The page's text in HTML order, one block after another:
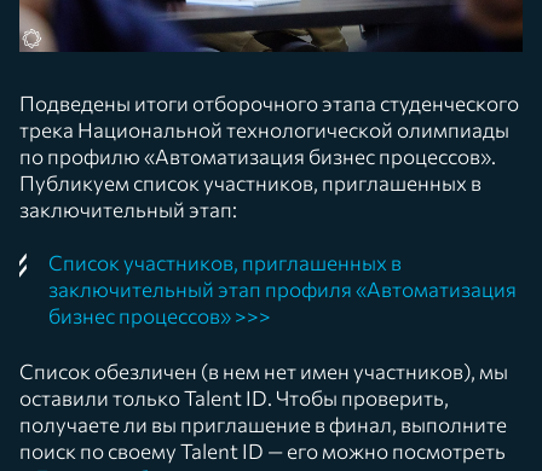
Подведены итоги отборочного этапа студенческого
трека Национальной технологической олимпиады
по профилю «Автоматизация бизнес процессов».
Публикуем список участников, приглашенных в
заключительный этап:
Список участников, приглашенных в
заключительный этап профиля «Автоматизация
бизнес процессов» >>>
Список обезличен (в нем нет имен участников), мы
оставили только Talent ID. Чтобы проверить,
получаете ли вы приглашение в финал, выполните
поиск по своему Talent ID — его можно посмотреть